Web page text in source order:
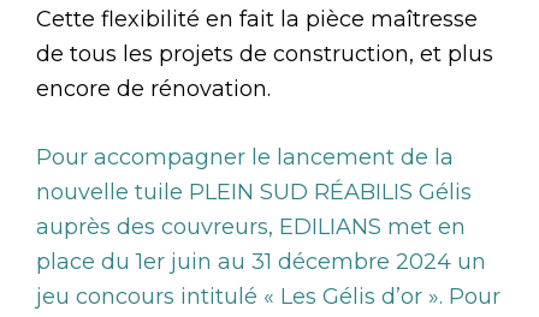
Cette flexibilité en fait la pièce maîtresse
de tous les projets de construction, et plus
encore de rénovation.
Pour accompagner le lancement de la
nouvelle tuile PLEIN SUD RÉABILIS Gélis
auprès des couvreurs, EDILIANS met en
place du 1er juin au 31 décembre 2024 un
jeu concours intitulé « Les Gélis d’or ». Pour